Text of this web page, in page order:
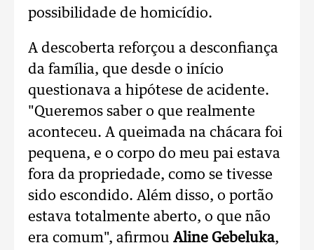
possibilidade de homicídio.
A descoberta reforçou a desconfiança
da família, que desde o início
questionava a hipótese de acidente.
"Queremos saber o que realmente
aconteceu. A queimada na chácara foi
pequena, e o corpo do meu pai estava
fora da propriedade, como se tivesse
sido escondido. Além disso, o portão
estava totalmente aberto, o que não
era comum", afirmou Aline Gebeluka,